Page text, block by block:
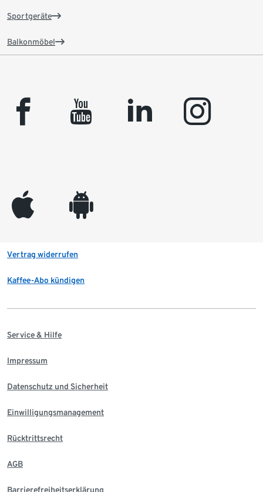
Sportgeräte
Balkonmöbel
facebook youtube linkedin instagram
appleinc android
Vertrag widerrufen
Kaffee-Abo kündigen
Service & Hilfe
Impressum
Datenschutz und Sicherheit
Einwilligungsmanagement
Rücktrittsrecht
AGB
Barrierefreiheitserklärung